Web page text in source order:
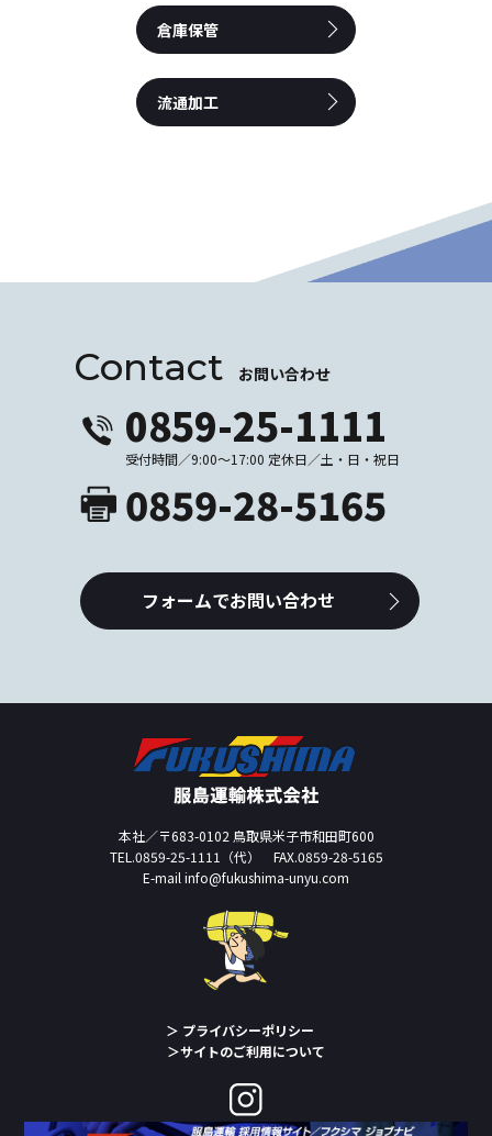
倉庫保管
流通加工
Contact お問い合わせ
0859-25-1111
受付時間／9:00～17:00 定休日／土・日・祝日
0859-28-5165
フォームでお問い合わせ
本社／〒683-0102 鳥取県米子市和田町600
TEL.0859-25-1111 （代） FAX.0859-28-5165
E-mail info@fukushima-unyu.com
＞ プライバシーポリシー
＞サイトのご利用について